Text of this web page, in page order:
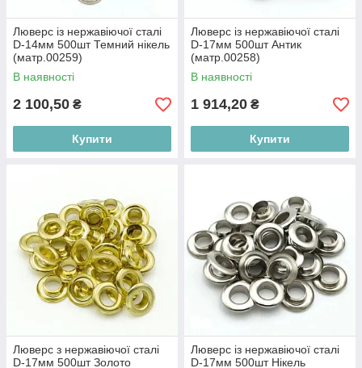
Люверс із нержавіючої сталі
D-14мм 500шт Темний нікель
(матр.00259)
В наявності
2 100,50 ₴
Купити
Люверс із нержавіючої сталі
D-17мм 500шт Антик
(матр.00258)
В наявності
1 914,20 ₴
Купити
Люверс з нержавіючої сталі
D-17мм 500шт Золото
Люверс із нержавіючої сталі
D-17мм 500шт Нікель